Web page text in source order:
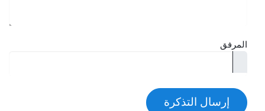
المرفق
إرسال التذكرة